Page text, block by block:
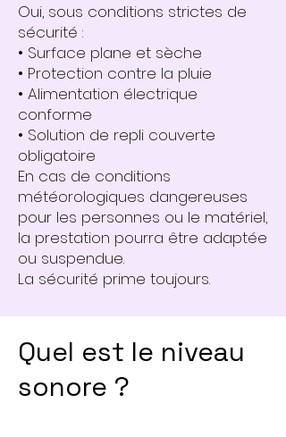
Oui, sous conditions strictes de
sécurité :
• Surface plane et sèche
• Protection contre la pluie
• Alimentation électrique
conforme
• Solution de repli couverte
obligatoire
En cas de conditions
météorologiques dangereuses
pour les personnes ou le matériel,
la prestation pourra être adaptée
ou suspendue.
La sécurité prime toujours.
Quel est le niveau
sonore ?